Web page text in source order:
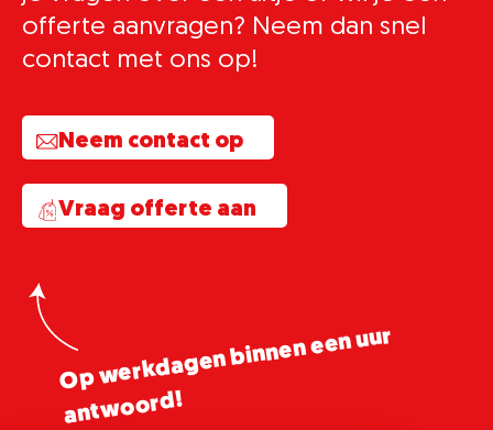
offerte aanvragen? Neem dan snel
contact met ons op!
Neem contact op
Vraag offerte aan
Op
werkdagen binnen een uur
ant
woord!